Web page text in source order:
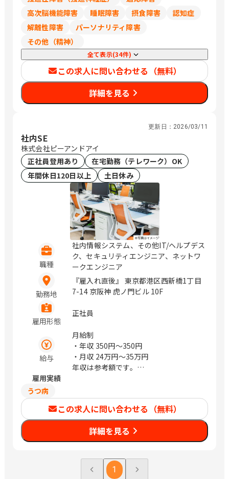
高次脳機能障害
睡眠障害 摂食障害
認知症
解離性障害
パーソナリティ障害
その他（精神）
全て表示(34件)
この求人に問い合わせる（無料）
詳細を見る
更新日： 2026/03/11
社内SE
株式会社ピーアンドアイ
正社員登用あり
在宅勤務（テレワーク）OK
年間休日120日以上
土日休み
職種
社内情報システム、その他IT/ヘルプデス
ク、セキュリティエンジニア、ネットワ
ークエンジニア
勤務地
『雇入れ直後』 東京都港区西新橋1丁目
7-14 京阪神 虎ノ門ビル 10F
雇用形態
正社員
給与
月給制
・年収 350円〜350円
・月収 24万円〜35万円
年収は参考額です。
雇用実績
うつ病
この求人に問い合わせる（無料）
詳細を見る
1